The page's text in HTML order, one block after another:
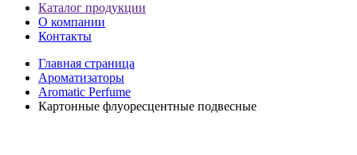
Каталог продукции
О компании
Контакты
Главная страница
Ароматизаторы
Aromatic Perfume
Картонные флуоресцентные подвесные